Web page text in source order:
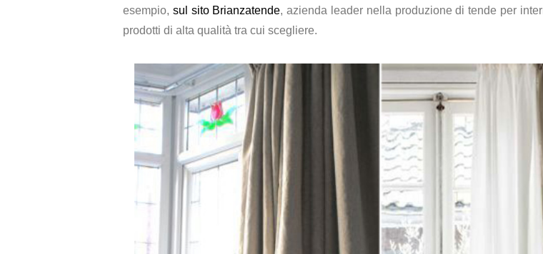
esempio, sul sito Brianzatende, azienda leader nella produzione di tende per
prodotti di alta qualità tra cui scegliere.